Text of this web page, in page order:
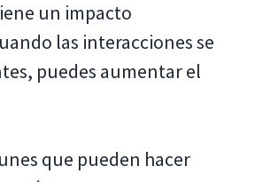
un impacto
las interacciones se
puedes aumentar el
que pueden hacer